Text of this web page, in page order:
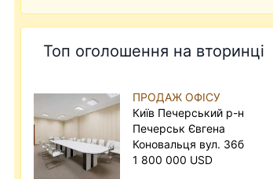
Топ оголошення на вторинці
ПРОДАЖ ОФІСУ
Київ Печерський р-н
Печерськ Євгена
Коновальця вул. 36б
1 800 000 USD